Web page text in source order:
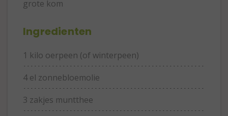
grote kom
Ingredienten
1 kilo oerpeen (of winterpeen)
4 el zonnebloemolie
3 zakjes muntthee